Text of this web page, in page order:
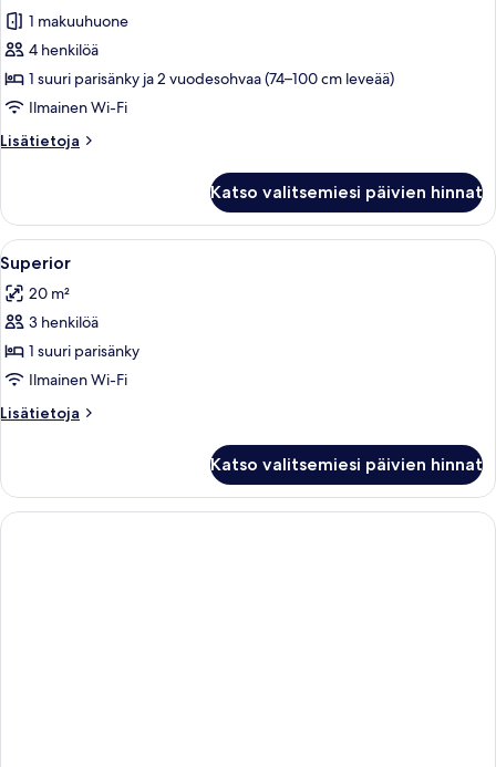
vuodesohva
huonetyypin
Junior-
sviitti
kuvat
1 makuuhuone
4 henkilöä
1 suuri parisänky ja 2 vuodesohvaa (74–100 cm leveää)
Ilmainen Wi-Fi
Lisätietoja
Lisätietoja
Katso valitsemiesi päivien hinnat
Avaa
kaikki
huonetyypin
Superior
kuvat
Minibaari, tallelokero huoneessa,
3
Superior
20 m²
3 henkilöä
1 suuri parisänky
Ilmainen Wi-Fi
Lisätietoja
Lisätietoja
Katso valitsemiesi päivien hinnat